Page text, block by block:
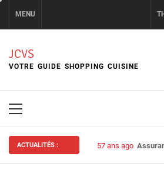
content
MENU
JCVS
VOTRE GUIDE SHOPPING CUISINE
Primary
ACTUALITÉS : 57 ans ago